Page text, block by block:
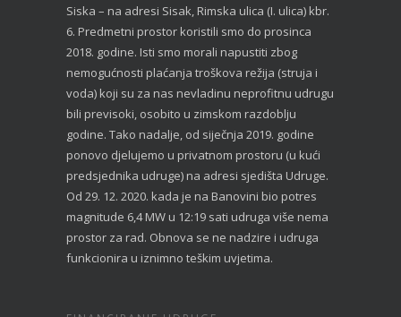
Siska – na adresi Sisak, Rimska ulica (I. ulica) kbr.
6. Predmetni prostor koristili smo do prosinca
2018. godine. Isti smo morali napustiti zbog
nemogućnosti plaćanja troškova režija (struja i
voda) koji su za nas nevladinu neprofitnu udrugu
bili previsoki, osobito u zimskom razdoblju
godine. Tako nadalje, od siječnja 2019. godine
ponovo djelujemo u privatnom prostoru (u kući
predsjednika udruge) na adresi sjedišta Udruge.
Od 29. 12. 2020. kada je na Banovini bio potres
magnitude 6,4 MW u 12:19 sati udruga više nema
prostor za rad. Obnova se ne nadzire i udruga
funkcionira u iznimno teškim uvjetima.